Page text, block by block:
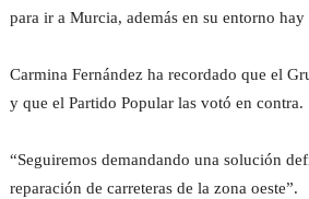
para ir a Murcia, además en su entorno
Carmina Fernández ha recordado que el
y que el Partido Popular las votó en contra.
“Seguiremos demandando una solución
reparación de carreteras de la zona oeste”.